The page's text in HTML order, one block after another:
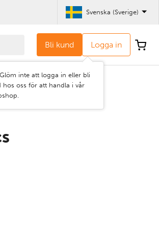
Svenska (Sverige)
Bli kund Logga in
inte att logga in eller bli
hos oss för att handla i vår